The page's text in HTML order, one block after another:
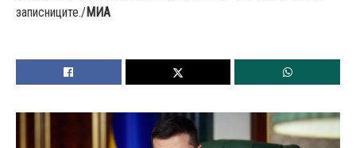
записниците./МИА